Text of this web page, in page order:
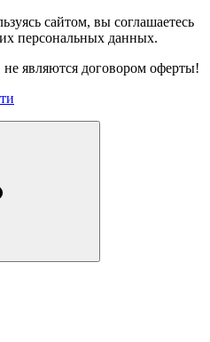
сайтом, вы соглашаетесь
персональных данных.
являются договором оферты!